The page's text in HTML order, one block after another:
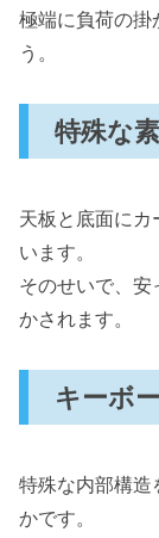
極端に負荷の掛
う。
特殊な
天板と底面にカ
います。
そのせいで、
かされます。
キーボ
特殊な内部構造
かです。